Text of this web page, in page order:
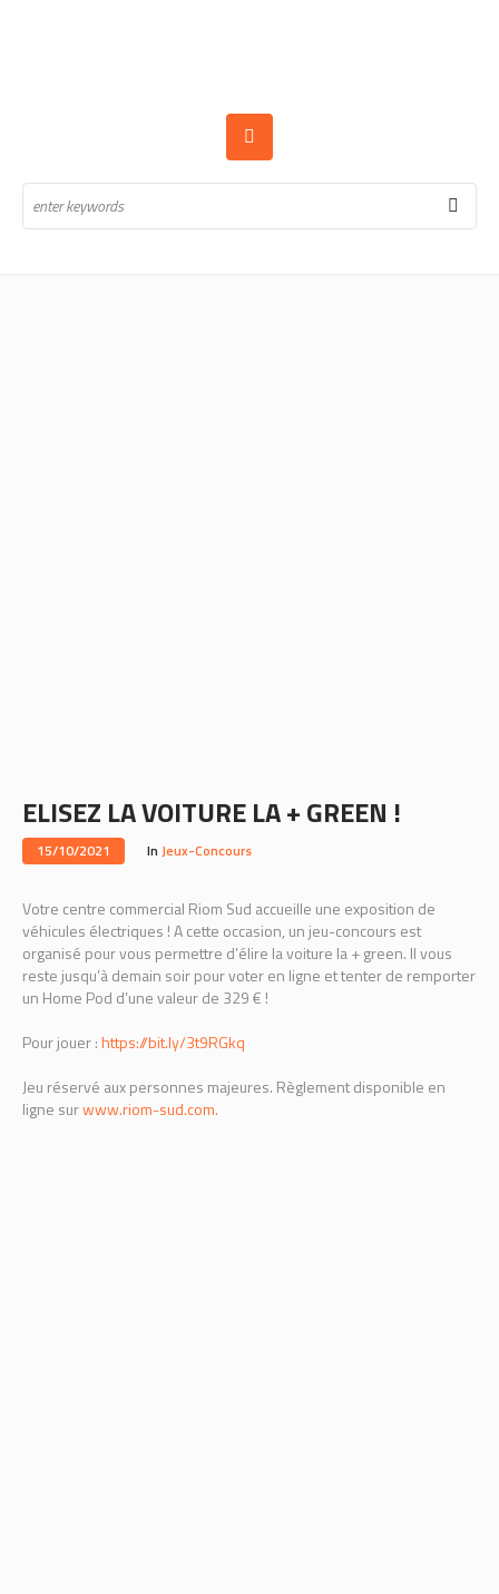
ELISEZ LA VOITURE LA + GREEN !
15/10/2021 In Jeux-Concours
Votre centre commercial Riom Sud accueille une exposition de
véhicules électriques ! A cette occasion, un jeu-concours est
organisé pour vous permettre d’élire la voiture la + green. Il vous
reste jusqu’à demain soir pour voter en ligne et tenter de remporter
un Home Pod d’une valeur de 329 € !
Pour jouer :https://bit.ly/3t9RGkq
Jeu réservé aux personnes majeures. Règlement disponible en
ligne surwww.riom-sud.com.